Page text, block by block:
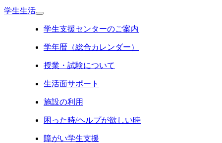
学生生活
学生支援センターのご案内
学年暦（総合カレンダー）
授業・試験について
生活面サポート
施設の利用
困った時/ヘルプが欲しい時
障がい学生支援